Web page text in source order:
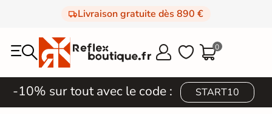
Livraison gratuite dès 890 €
  0
-10% sur tout avec le code : START10